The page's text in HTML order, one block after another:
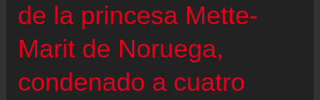
de la princesa Mette-
Marit de Noruega,
condenado a cuatro